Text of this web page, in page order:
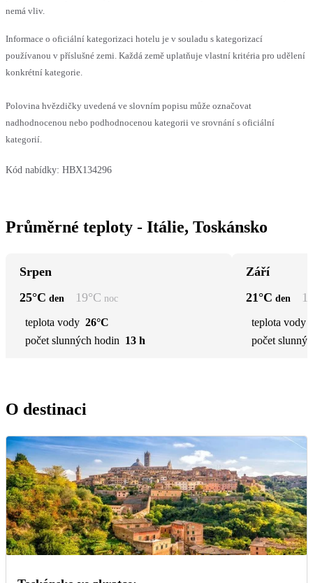
nemá vliv.
Informace o oficiální kategorizaci hotelu je v souladu s kategorizací
používanou v příslušné zemi. Každá země uplatňuje vlastní kritéria pro udělení
konkrétní kategorie.
Polovina hvězdičky uvedená ve slovním popisu může označovat
nadhodnocenou nebo podhodnocenou kategorii ve srovnání s oficiální
kategorií.
Kód nabídky: HBX134296
Průměrné teploty - Itálie, Toskánsko
Srpen
25°C den 19°C noc
teplota vody 26°C
počet slunných hodin 13 h
Září
21°C den
teplota vody
počet
O destinaci